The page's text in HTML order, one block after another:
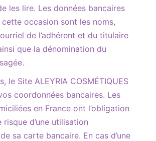
les lire. Les données bancaires
occasion sont les noms,
de l’adhérent et du titulaire
que la dénomination du
le Site ALEYRIA COSMÉTIQUES
coordonnées bancaires. Les
en France ont l’obligation
d’une utilisation
sa carte bancaire. En cas d’une